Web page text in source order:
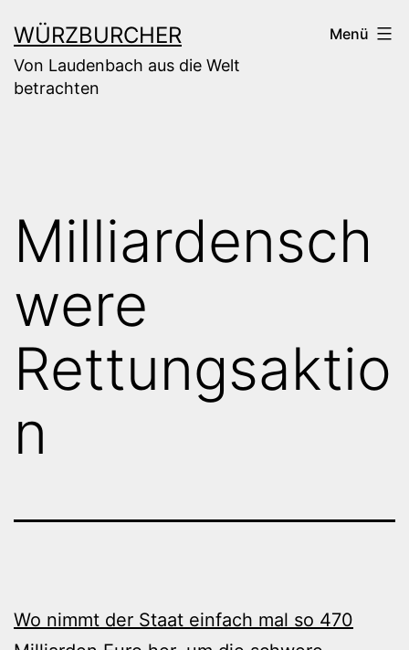
Inhalt
springen
WÜRZBURCHER
Von Laudenbach aus die Welt
betrachten
Menü
Milliardensch
were
Rettungsaktio
n
Wo nimmt der Staat einfach mal so 470